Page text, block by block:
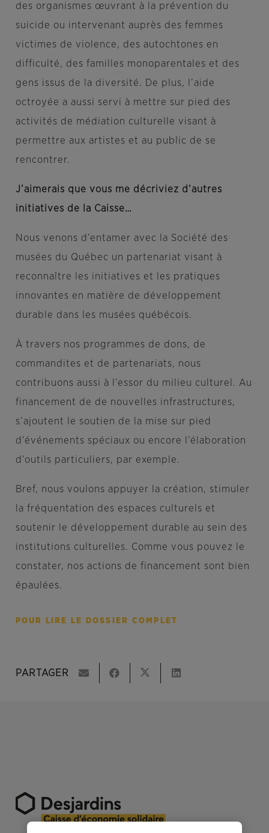
des organismes œuvrant à la prévention du
suicide ou intervenant auprès des femmes
victimes de violence, des autochtones en
difficulté, des familles monoparentales et des
gens issus de la diversité. De plus, l’aide
octroyée a aussi servi à mettre sur pied des
activités de médiation culturelle visant à
permettre aux artistes et au public de se
rencontrer.
J’aimerais que vous me décriviez d’autres
initiatives de la Caisse…
Nous venons d’entamer avec la Société des
musées du Québec un partenariat visant à
reconnaître les initiatives et les pratiques
innovantes en matière de développement
durable dans les musées québécois.
À travers nos programmes de dons, de
commandites et de partenariats, nous
contribuons aussi à l’essor du milieu culturel. Au
financement de de nouvelles infrastructures,
s’ajoutent le soutien de la mise sur pied
d’événements spéciaux ou encore l’élaboration
d’outils particuliers, par exemple.
Bref, nous voulons appuyer la création, stimuler
la fréquentation des espaces culturels et
soutenir le développement durable au sein des
institutions culturelles. Comme vous pouvez le
constater, nos actions de financement sont bien
épaulées.
POUR LIRE LE DOSSIER COMPLET
PARTAGER